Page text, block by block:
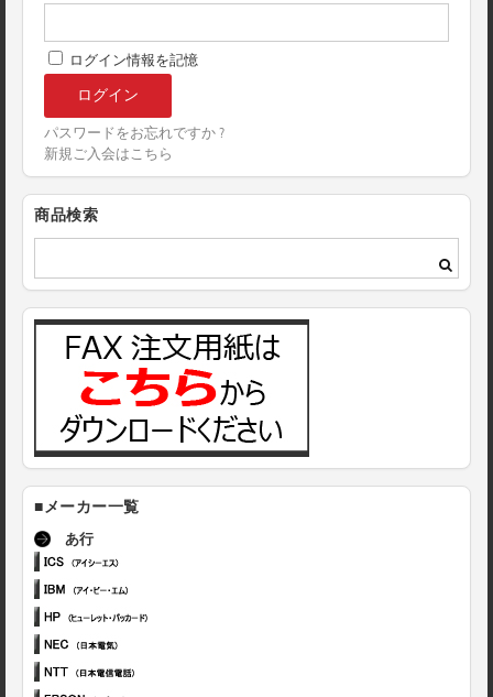
ログイン情報を記憶
パスワードをお忘れですか ?
新規ご入会はこちら
商品検索
■メーカー一覧
あ行